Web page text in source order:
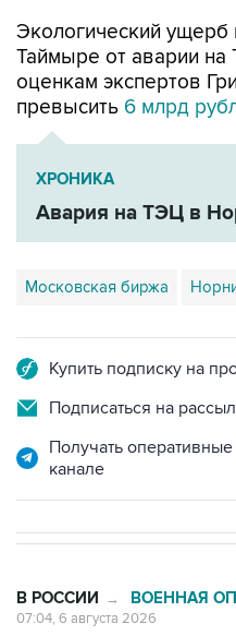
Экологический
Таймыре от аварии
оценкам экспертов
превысить 6 млрд
ХРОНИКА
Авария на ТЭЦ в
Московская биржа
Купить подписку на
Подписаться на
Получать
канале
В РОССИИ → ВОЕННАЯ
07:04, 6 августа 2026